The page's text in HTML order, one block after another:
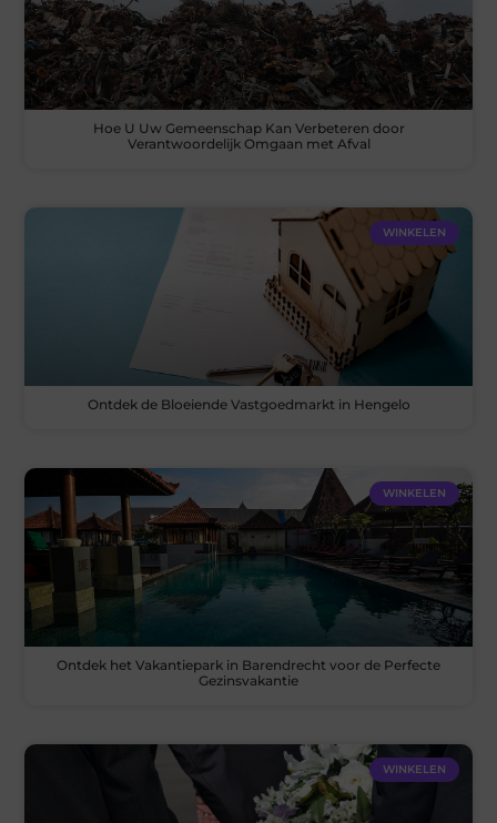
Hoe U Uw Gemeenschap Kan Verbeteren door
Verantwoordelijk Omgaan met Afval
WINKELEN
Ontdek de Bloeiende Vastgoedmarkt in Hengelo
WINKELEN
Ontdek het Vakantiepark in Barendrecht voor de Perfecte
Gezinsvakantie
WINKELEN